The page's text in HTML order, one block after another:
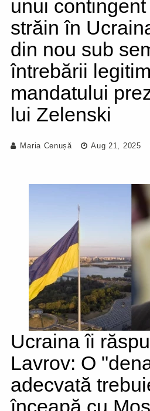
unui
străin în
din nou sub
întrebării
mandatului
lui Zelenski
Maria Cenușă Aug 21, 2025
Ucraina îi
Lavrov: O
adecvată
înceapă cu